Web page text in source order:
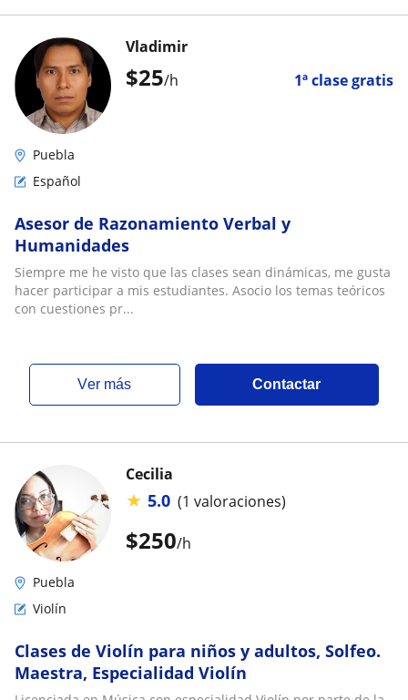
$25/h 1ª clase gratis
Vladimir
Puebla
Español
Asesor de Razonamiento Verbal y
Humanidades
Siempre me he visto que las clases sean dinámicas, me gusta
hacer participar a mis estudiantes. Asocio los temas teóricos
con cuestiones pr...
ver más Contactar
$250/h
Cecilia
★ 5.0 (1 valoraciones)
Puebla
Violín
Clases de Violín para niños y adultos, Solfeo.
Maestra, Especialidad Violín